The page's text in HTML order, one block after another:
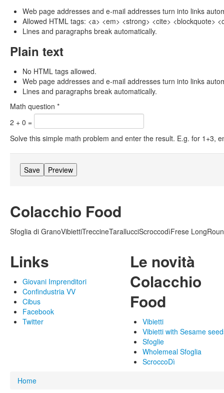
Web page addresses and e-mail addresses turn into links
Allowed HTML tags: <a> <em> <strong> <cite> <blockquote>
Lines and paragraphs break automatically.
Plain text
No HTML tags allowed.
Web page addresses and e-mail addresses turn into links
Lines and paragraphs break automatically.
Math question *
2 + 0 =
Solve this simple math problem and enter the result. E.g. for 1+3,
Colacchio Food
Sfoglia di GranoVibiettiTreccineTarallucciScroccodìFrese Long
Links
Giovani Imprenditori
Confindustria VV
Cibus
Facebook
Twitter
Le novità
Colacchio
Food
Vibietti
Vibietti with Sesame
Sfoglie
Wholemeal Sfoglia
ScroccoDì
You are here
Home